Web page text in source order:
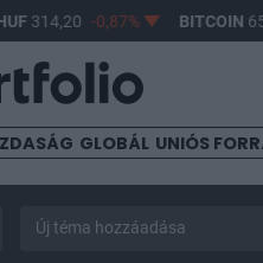
314,20 -0,87% BITCOIN65
GLOBÁL UNIÓS
Új téma hozzáadása